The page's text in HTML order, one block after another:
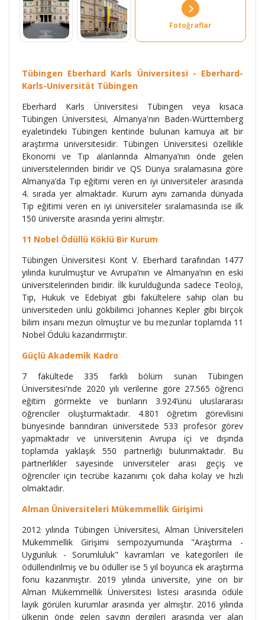
Fotoğraflar
Tübingen Eberhard Karls Üniversitesi - Eberhard-
Karls-Universität Tübingen
Eberhard Karls Üniversitesi Tübingen veya kısaca
Tübingen Üniversitesi, Almanya'nın Baden-Württemberg
eyaletindeki Tübingen kentinde bulunan kamuya ait bir
araştırma üniversitesidir. Tübingen Üniversitesi özellikle
Ekonomi ve Tıp alanlarında Almanya’nın önde gelen
üniversitelerinden biridir ve QS Dünya sıralamasına göre
Almanya’da Tıp eğitimi veren en iyi üniversiteler arasında
4. sırada yer almaktadır. Kurum aynı zamanda dünyada
Tıp eğitimi veren en iyi üniversiteler sıralamasında ise ilk
150 üniversite arasında yerini almıştır.
11 Nobel Ödüllü Köklü Bir Kurum
Tübingen Üniversitesi Kont V. Eberhard tarafından 1477
yılında kurulmuştur ve Avrupa’nın ve Almanya’nın en eski
üniversitelerinden biridir. İlk kurulduğunda sadece Teoloji,
Tıp, Hukuk ve Edebiyat gibi fakültelere sahip olan bu
üniversiteden ünlü gökbilimci Johannes Kepler gibi birçok
bilim insanı mezun olmuştur ve bu mezunlar toplamda 11
Nobel Ödülü kazandırmıştır.
Güçlü Akademik Kadro
7 fakültede 335 farklı bölüm sunan Tübingen
Üniversitesi'nde 2020 yılı verilerine göre 27.565 öğrenci
eğitim görmekte ve bunların 3.924’ünü uluslararası
öğrenciler oluşturmaktadır. 4.801 öğretim görevlisini
bünyesinde barındıran üniversitede 533 profesör görev
yapmaktadır ve üniversitenin Avrupa içi ve dışında
toplamda yaklaşık 550 partnerliği bulunmaktadır. Bu
partnerlikler sayesinde üniversiteler arası geçiş ve
öğrenciler için tecrübe kazanımı çok daha kolay ve hızlı
olmaktadır.
Alman Üniversiteleri Mükemmellik Girişimi
2012 yılında Tübingen Üniversitesi, Alman Üniversiteleri
Mükemmellik Girişimi sempozyumunda "Araştırma -
Uygunluk - Sorumluluk" kavramları ve kategorileri ile
ödüllendirilmiş ve bu ödüller ise 5 yıl boyunca ek araştırma
fonu kazanmıştır. 2019 yılında üniversite, yine on bir
Alman Mükemmellik Üniversitesi listesi arasında ödüle
layık görülen kurumlar arasında yer almıştır. 2016 yılında
ülkenin önde gelen saygın dergileri arasında yer alan